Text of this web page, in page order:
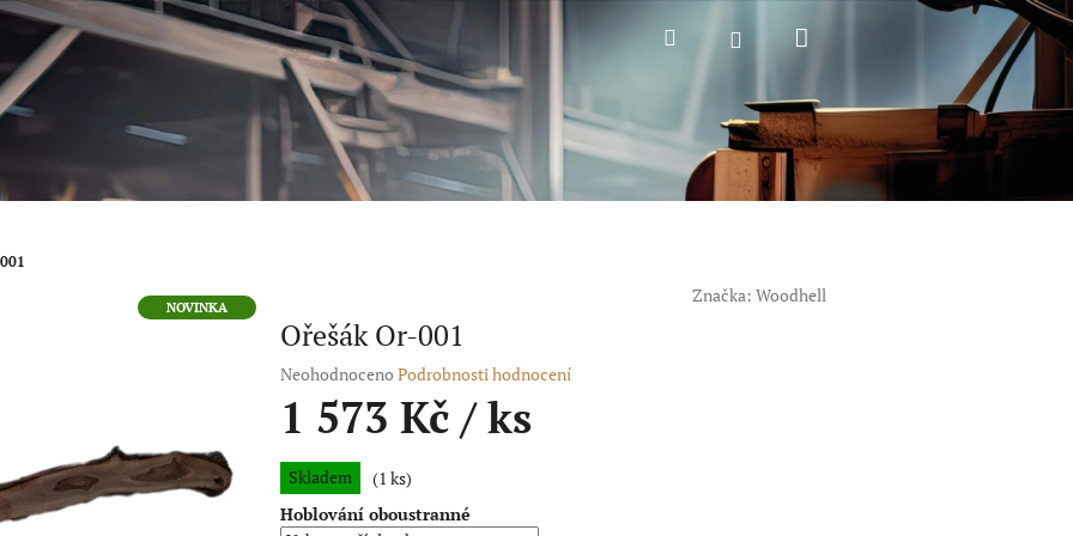
Hledat Přihlášení
NOVINKA
Značka: Woodhell
Ořešák Or-001
Průměrné
hodnocení
produktu
0,0
z
5
Neohodnoceno Podrobnosti hodnocení
1 573 Kč / ks
Měrná
cena:
Skladem
(1 ks)
Hoblování oboustranné